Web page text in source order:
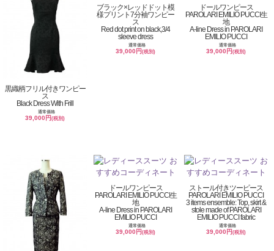
黒織柄フリル付きワンピー
ス
Black Dress With Frill
通常価格
39,000円(税別)
ブラック×レッドドット模
様プリント7分袖ワンピー
ス
Red dot print on black,3/4
sleeve dress
通常価格
39,000円(税別)
ドールワンピース
PAROLARI EMILIO PUCCI生
地
A-line Dress in PAROLARI
EMILIO PUCCI
通常価格
39,000円(税別)
ドールワンピース
PAROLARI EMILIO PUCCI生
地
A-line Dress in PAROLARI
EMILIO PUCCI
通常価格
39,000円(税別)
ストール付きツーピース
PAROLARI EMILIO PUCCI
3 items ensemble: Top, skirt &
stole made of PAROLARI
EMILIO PUCCI fabric
通常価格
39,000円(税別)